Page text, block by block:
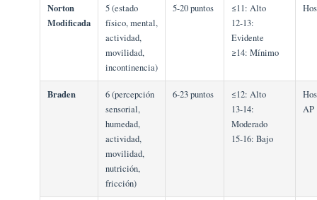
Norton
Modificada
5 (estado
físico, mental,
actividad,
movilidad,
incontinencia)
5-20 puntos
≤11: Alto
12-13:
Evidente
≥14: Mínimo
Braden
6 (percepción
sensorial,
humedad,
actividad,
movilidad,
nutrición,
fricción)
6-23 puntos
≤12: Alto
13-14:
Moderado
15-16: Bajo
AP